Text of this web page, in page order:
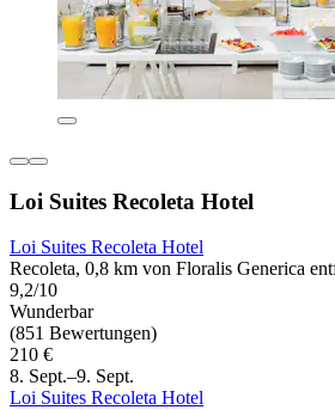
Loi Suites Recoleta Hotel
Loi Suites Recoleta Hotel
Recoleta, 0,8 km von Floralis Generica
9,2/10
Wunderbar
(851 Bewertungen)
210 €
8. Sept.–9. Sept.
Loi Suites Recoleta Hotel